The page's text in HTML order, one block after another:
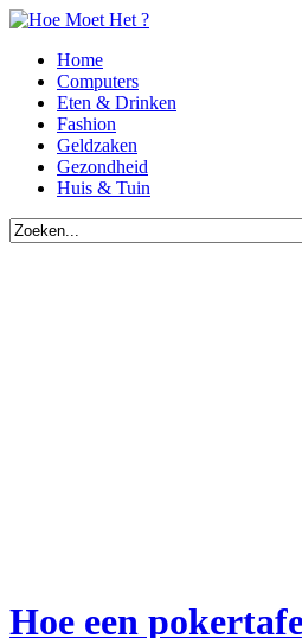
Home
Computers
Eten & Drinken
Fashion
Geldzaken
Gezondheid
Huis & Tuin
Hoe een